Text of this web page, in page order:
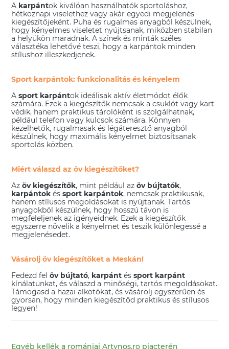
A karpántok kiválóan használhatók sportoláshoz,
hétköznapi viselethez vagy akár egyedi megjelenés
kiegészítőjeként. Puha és rugalmas anyagból készülnek,
hogy kényelmes viseletet nyújtsanak, miközben stabilan
a helyükön maradnak. A színek és minták széles
választéka lehetővé teszi, hogy a karpántok minden
stílushoz illeszkedjenek.
Sport karpántok: funkcionalitás és kényelem
Asport karpántok ideálisak aktív életmódot élők
számára. Ezek a kiegészítők nemcsak a csuklót vagy kart
védik, hanem praktikus tárolóként is szolgálhatnak,
például telefon vagy kulcsok számára. Könnyen
kezelhetők, rugalmasak és légáteresztő anyagból
készülnek, hogy maximális kényelmet biztosítsanak
sportolás közben.
Miért válaszd az öv kiegészítőket?
Azöv kiegészítők, mint például azöv bújtatók,
karpántok éssport karpántok, nemcsak praktikusak,
hanem stílusos megoldásokat is nyújtanak. Tartós
anyagokból készülnek, hogy hosszú távon is
megfeleljenek az igényeidnek. Ezek a kiegészítők
egyszerre növelik a kényelmet és teszik különlegessé a
megjelenésedet.
Vásárolj öv kiegészítőket a Meskán!
Fedezd felöv bújtató, karpánt éssport karpánt
kínálatunkat, és válaszd a minőségi, tartós megoldásokat.
Támogasd a hazai alkotókat, és vásárolj egyszerűen és
gyorsan, hogy minden kiegészítőd praktikus és stílusos
legyen!
Egyéb kellék a romániai Artynos.ro piacterén